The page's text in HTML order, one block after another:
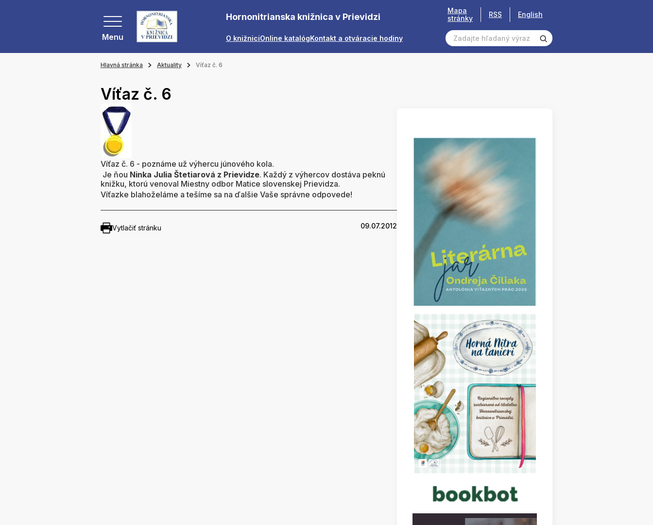
Menu
Hornonitrianska knižnica v Prievidzi
O knižniciOnline katalógKontakt a otváracie hodiny
Mapa
stránky
RSS English
Hlavná stránka Aktuality Víťaz č. 6
Víťaz č. 6
Víťaz č. 6 - poznáme už výhercu júnového kola.
Je ňou Ninka Julia Štetiarová z Prievidze. Každý z výhercov dostáva peknú
knižku, ktorú venoval Miestny odbor Matice slovenskej Prievidza.
Víťazke blahoželáme a tešíme sa na ďalšie Vaše správne odpovede!
Vytlačiť stránku 09.07.2012